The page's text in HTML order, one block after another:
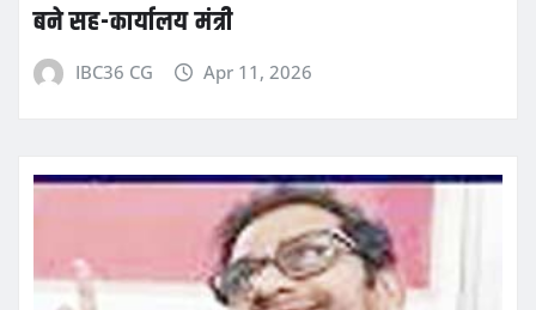
बने सह-कार्यालय मंत्री
IBC36 CG Apr 11, 2026